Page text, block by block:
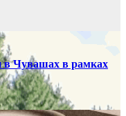
в Чувашах в рамках